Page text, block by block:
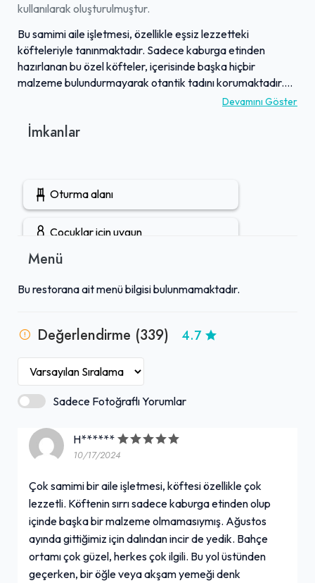
kullanılarak oluşturulmuştur.
Bu samimi aile işletmesi, özellikle eşsiz lezzetteki
köfteleriyle tanınmaktadır. Sadece kaburga etinden
hazırlanan bu özel köfteler, içerisinde başka hiçbir
malzeme bulundurmayarak otantik tadını korumaktadır.
Keyifli bir bahçe ortamında konumlanan işletme, güler
deneyim sunar. Menüsünde zengin kahvaltı seçeneklerinin
yolculuklar sırasında keyifli bir mola vermek isteyenler için
ideal bir durak olarak değerlendirilmektedir.
Devamını Göster
İmkanlar
Oturma alanı
Çocuklar için uygun
Açık hava oturma alanı
Rezervasyon yapılabilir
Tuvalet mevcut
+ Daha Fazla (5)
Menü
Bu restorana ait menü bilgisi bulunmamaktadır.
Değerlendirme (339) 4.7
Sadece Fotoğraflı Yorumlar
H******
10/17/2024
Çok samimi bir aile işletmesi, köftesi özellikle çok
lezzetli. Köftenin sırrı sadece kaburga etinden olup
içinde başka bir malzeme olmamasıymış. Ağustos
ayında gittiğimiz için dalından incir de yedik. Bahçe
ortamı çok güzel, herkes çok ilgili. Bu yol üstünden
geçerken, bir öğle veya akşam yemeği denk